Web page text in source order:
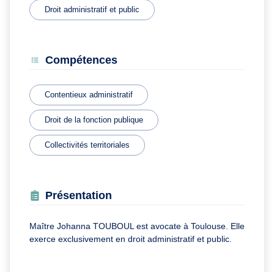
Droit administratif et public
Compétences
Contentieux administratif
Droit de la fonction publique
Collectivités territoriales
Présentation
Maître Johanna TOUBOUL est avocate à Toulouse. Elle
exerce exclusivement en droit administratif et public.